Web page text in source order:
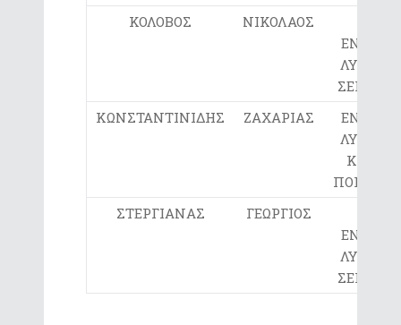
ΚΟΛΟΒΟΣ
ΝΙΚΟΛΑΟΣ
ΕΝΙΑΙΟ
ΛΥΚΕΙΟ
ΣΕΡΡΩΝ
ΚΩΝΣΤΑΝΤΙΝΙΔΗΣ
ΖΑΧΑΡΙΑΣ
ΕΝΙΑΙΟ
ΛΥΚΕΙΟ
ΚΑΤΩ
ΠΟΡΟΪΩΝ
ΣΤΕΡΓΙΑΝΑΣ
ΓΕΩΡΓΙΟΣ
ΕΝΙΑΙΟ
ΛΥΚΕΙΟ
ΣΕΡΡΩΝ